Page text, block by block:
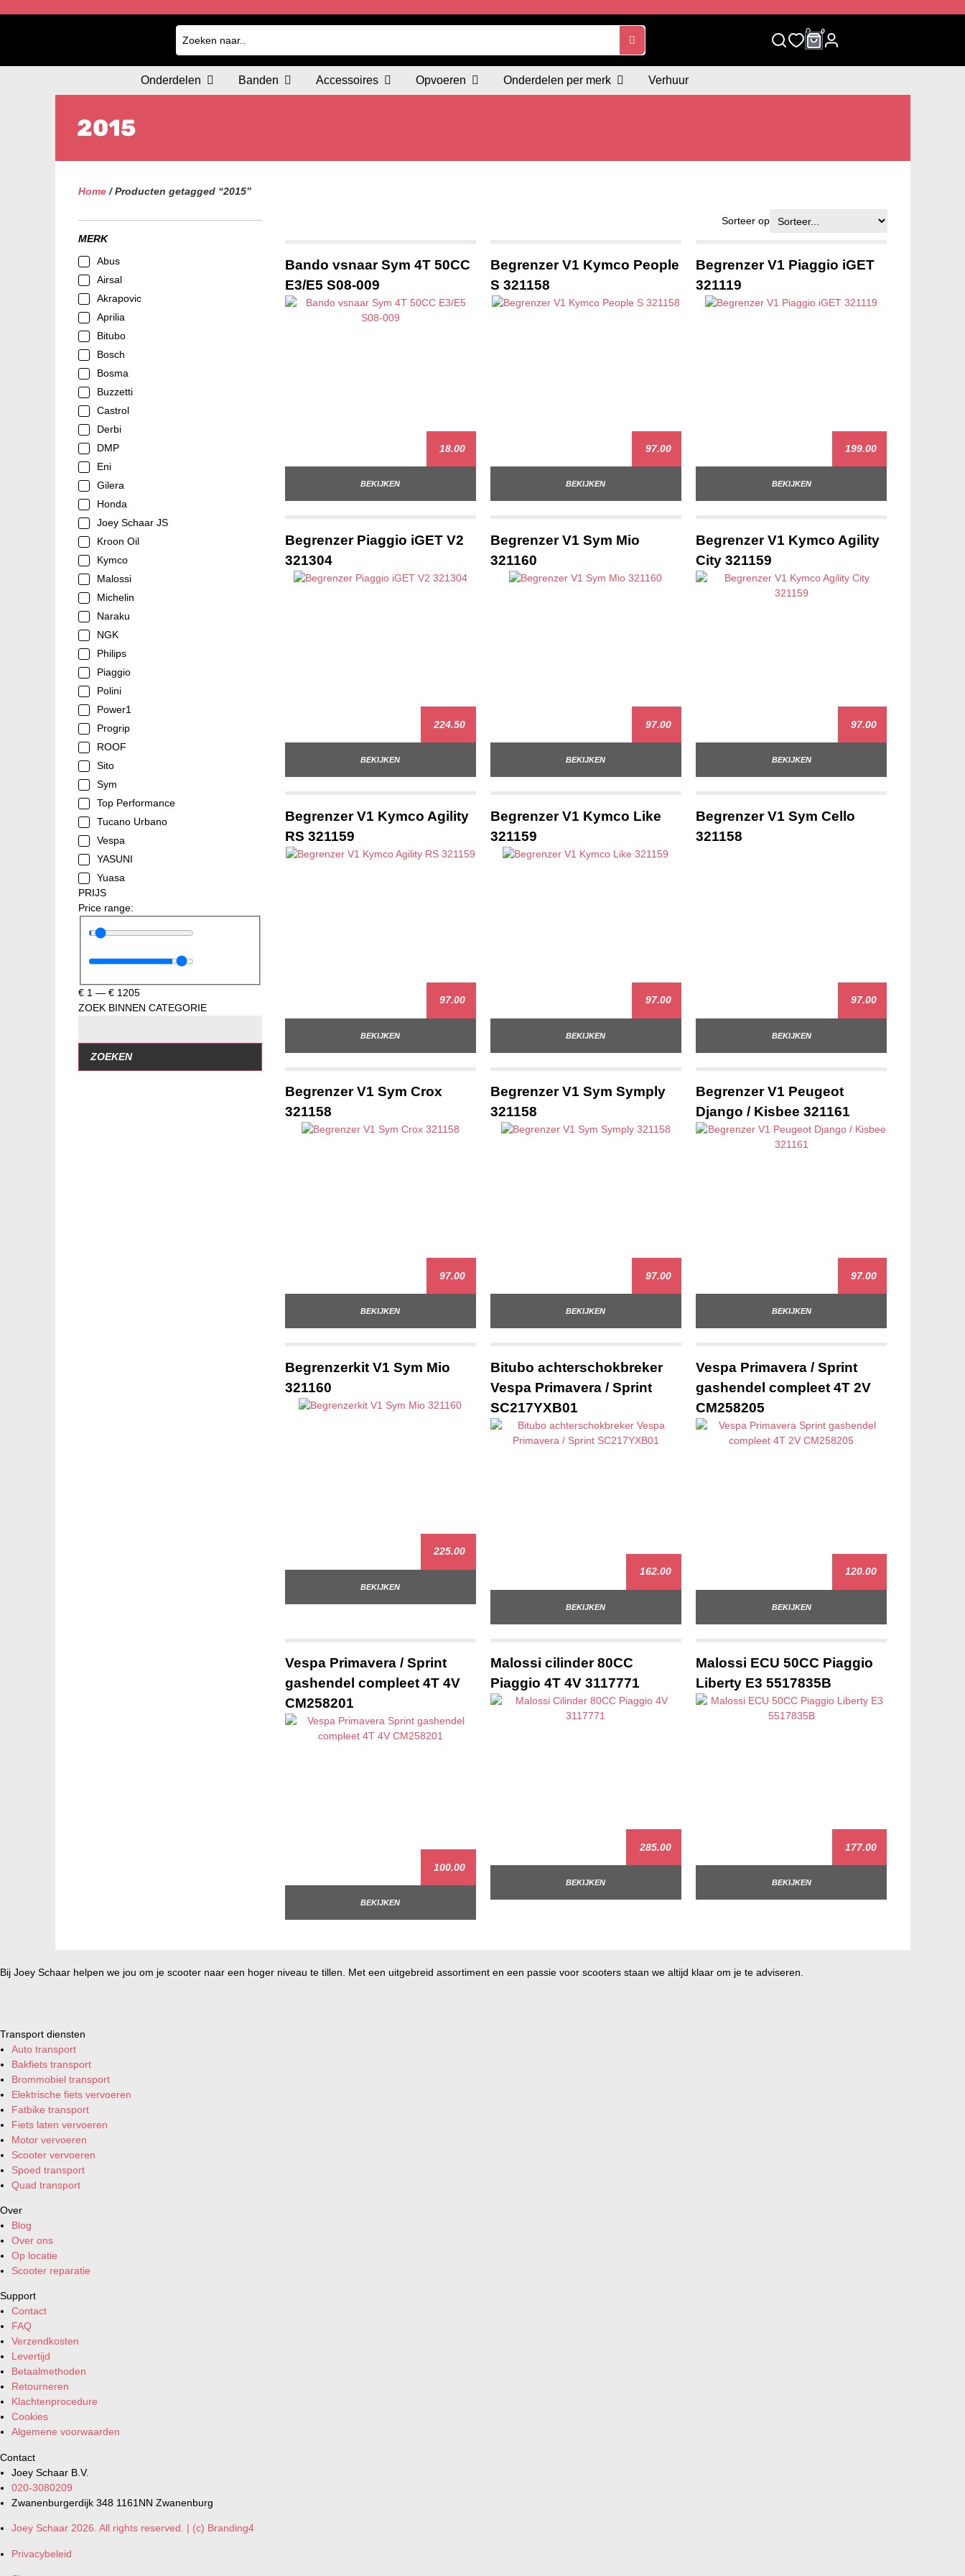
0 0
Onderdelen Banden Accessoires Opvoeren Onderdelen per merk Verhuur
2015
Home/ Producten getagged “2015”
MERK
Abus
Airsal
Akrapovic
Aprilia
Bitubo
Bosch
Bosma
Buzzetti
Castrol
Derbi
DMP
Eni
Gilera
Honda
Joey Schaar JS
Kroon Oil
Kymco
Malossi
Michelin
Naraku
NGK
Philips
Piaggio
Polini
Power1
Progrip
ROOF
Sito
Sym
Top Performance
Tucano Urbano
Vespa
YASUNI
Yuasa
PRIJS
Price range:
€ 1 — € 1205
ZOEK BINNEN CATEGORIE
ZOEKEN
Sorteer op
Bando vsnaar Sym 4T 50CC
E3/E5 S08-009
18.00
BEKIJKEN
Begrenzer V1 Kymco People
S 321158
97.00
BEKIJKEN
Begrenzer V1 Piaggio iGET
321119
199.00
BEKIJKEN
Begrenzer Piaggio iGET V2
321304
224.50
BEKIJKEN
Begrenzer V1 Sym Mio
321160
97.00
BEKIJKEN
Begrenzer V1 Kymco Agility
City 321159
97.00
BEKIJKEN
Begrenzer V1 Kymco Agility
RS 321159
97.00
BEKIJKEN
Begrenzer V1 Kymco Like
321159
97.00
BEKIJKEN
Begrenzer V1 Sym Cello
321158
97.00
BEKIJKEN
Begrenzer V1 Sym Crox
321158
97.00
BEKIJKEN
Begrenzer V1 Sym Symply
321158
97.00
BEKIJKEN
Begrenzer V1 Peugeot
Django / Kisbee 321161
97.00
BEKIJKEN
Begrenzerkit V1 Sym Mio
321160
225.00
BEKIJKEN
Bitubo achterschokbreker
Vespa Primavera / Sprint
SC217YXB01
162.00
BEKIJKEN
Vespa Primavera / Sprint
gashendel compleet 4T 2V
CM258205
120.00
BEKIJKEN
Vespa Primavera / Sprint
gashendel compleet 4T 4V
CM258201
100.00
BEKIJKEN
Malossi cilinder 80CC
Piaggio 4T 4V 3117771
285.00
BEKIJKEN
Malossi ECU 50CC Piaggio
Liberty E3 5517835B
177.00
BEKIJKEN
Bij Joey Schaar helpen we jou om je scooter naar een hoger niveau te tillen. Met een uitgebreid assortiment en een passie voor scooters staan we altijd klaar om je te adviseren.
Transport diensten
Auto transport
Bakfiets transport
Brommobiel transport
Elektrische fiets vervoeren
Fatbike transport
Fiets laten vervoeren
Motor vervoeren
Scooter vervoeren
Spoed transport
Quad transport
Over
Blog
Over ons
Op locatie
Scooter reparatie
Support
Contact
FAQ
Verzendkosten
Levertijd
Betaalmethoden
Retourneren
Klachtenprocedure
Cookies
Algemene voorwaarden
Contact
Joey Schaar B.V.
020-3080209
Zwanenburgerdijk 348 1161NN Zwanenburg
Joey Schaar 2026. All rights reserved. | (c) Branding4
Privacybeleid